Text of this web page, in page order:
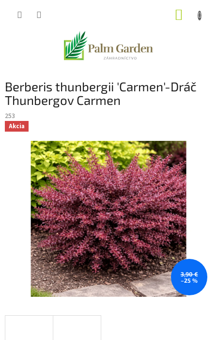
Berberis thunbergii 'Carmen'-Dráč
Thunbergov Carmen
253
Akcia
3,90 €
–25 %